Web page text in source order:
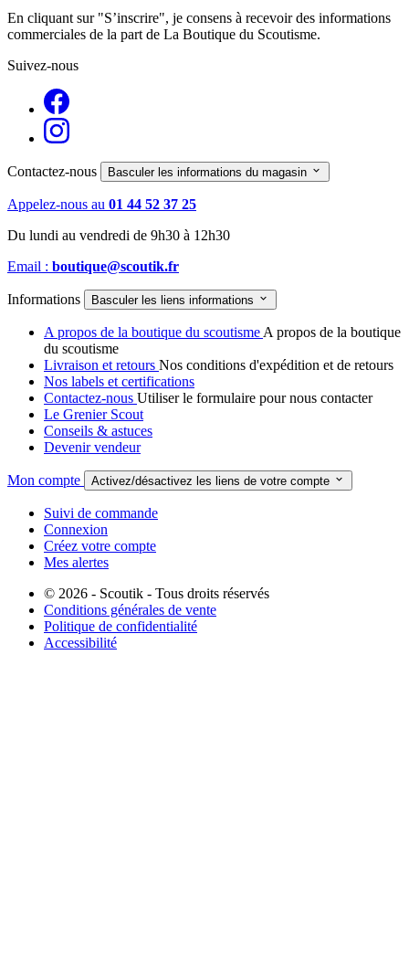
En cliquant sur "S’inscrire", je consens à recevoir des informations
commerciales de la part de La Boutique du Scoutisme.
Suivez-nous
Contactez-nous Basculer les informations du magasin 
Appelez-nous au 01 44 52 37 25
Du lundi au vendredi de 9h30 à 12h30
Email : boutique@scoutik.fr
Informations Basculer les liens informations 
A propos de la boutique du scoutismeA propos de la boutique
du scoutisme
Livraison et retours Nos conditions d'expédition et de retours
Nos labels et certifications
Contactez-nous Utiliser le formulaire pour nous contacter
Le Grenier Scout
Conseils & astuces
Devenir vendeur
Mon compte Activez/désactivez les liens de votre compte 
Suivi de commande
Connexion
Créez votre compte
Mes alertes
© 2026 - Scoutik - Tous droits réservés
Conditions générales de vente
Politique de confidentialité
Accessibilité